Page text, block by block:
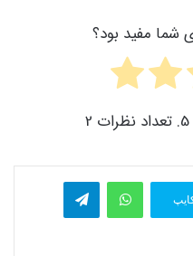
شما مفید بود؟
2
واتس آپ تلگرام